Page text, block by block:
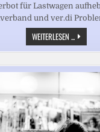
für Lastwagen
und ver.di
WEITERLESEN ...
VON
ÜBER
LKW-